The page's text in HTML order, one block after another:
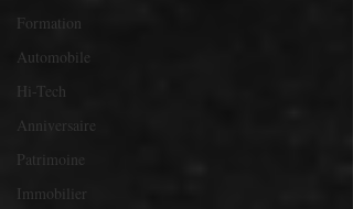
Formation
Automobile
Hi-Tech
Anniversaire
Patrimoine
Immobilier